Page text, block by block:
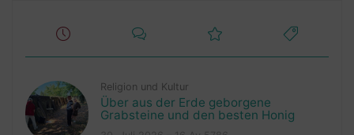
Religion und Kultur
Über aus der Erde geborgene
Grabsteine und den besten Honig